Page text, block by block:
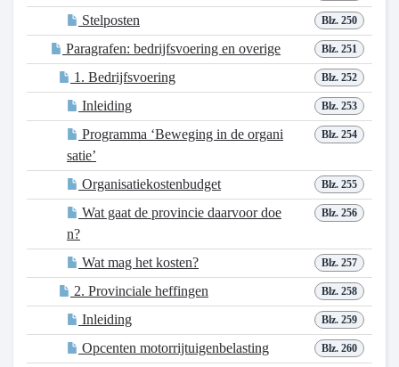
Blz. 250
Stelposten
Blz. 251
Paragrafen: bedrijfsvoering en overige
Blz. 252
1. Bedrijfsvoering
Blz. 253
Inleiding
Blz. 254
Programma ‘Beweging in de organi
satie’
Blz. 255
Organisatiekostenbudget
Blz. 256
Wat gaat de provincie daarvoor doe
n?
Blz. 257
Wat mag het kosten?
Blz. 258
2. Provinciale heffingen
Blz. 259
Inleiding
Blz. 260
Opcenten motorrijtuigenbelasting